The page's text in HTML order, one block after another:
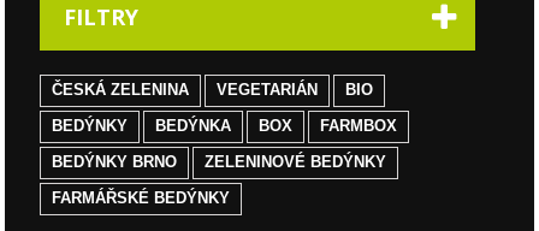
FILTRY
ČESKÁ ZELENINA VEGETARIÁN
BIO
BEDÝNKY
BEDÝNKA BOX
FARMBOX
BEDÝNKY BRNO
ZELENINOVÉ BEDÝNKY
FARMÁŘSKÉ BEDÝNKY